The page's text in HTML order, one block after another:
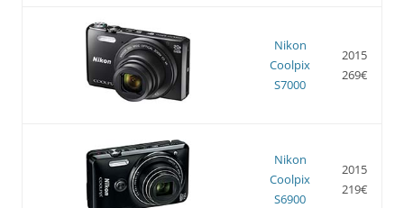
Nikon
Coolpix
S7000
2015
269€
Nikon
Coolpix
S6900
2015
219€